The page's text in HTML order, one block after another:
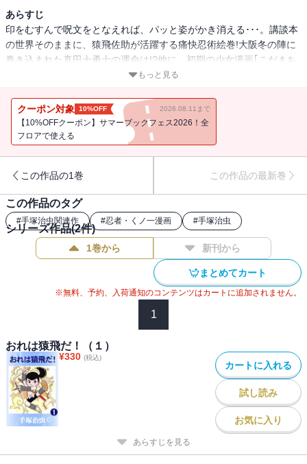
あらすじ
印をむすんで呪文をとなえれば、パッと姿がかき消える･･･。講談本
の世界そのままに、猿飛佐助が活躍する痛快忍術絵巻!大阪冬の陣に
巻き込まれた真田十勇士の運命は!?他に、初期の少女漫画｢こだまち
もっと見る
クーポン対象 10%OFF 2026.08.11まで
【10%OFFクーポン】サマーブックフェス2026！全
フロアで使える
この作品の1巻 この作品の最新巻
この作品のタグ
#手塚治虫関連作 #忍者・くノ一漫画 #手塚治虫
シリーズ作品(2件)
1巻から 新刊から
まとめてカート
※無料、予約、入荷通知のコンテンツはカートに追加されません。
1
おれは猿飛だ！（１）
¥330 (税込)
カートに入れる
試し読み
お気に入り
あらすじを見る